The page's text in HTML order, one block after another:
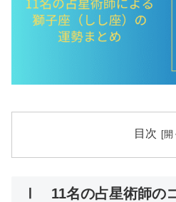
目次
11名の占星術師の